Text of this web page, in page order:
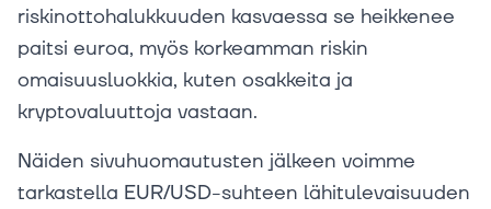
riskinottohalukkuuden kasvaessa se heikkenee
paitsi euroa, myös korkeamman riskin
omaisuusluokkia, kuten osakkeita ja
kryptovaluuttoja vastaan.
Näiden sivuhuomautusten jälkeen voimme
tarkastella EUR/USD-suhteen lähitulevaisuuden